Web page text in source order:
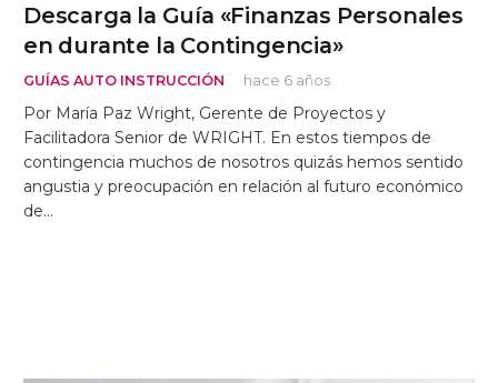
Descarga la Guía «Finanzas Personales
en durante la Contingencia»
GUÍAS AUTO INSTRUCCIÓN hace 6 años
Por María Paz Wright, Gerente de Proyectos y
Facilitadora Senior de WRIGHT. En estos tiempos de
contingencia muchos de nosotros quizás hemos sentido
angustia y preocupación en relación al futuro económico
de…